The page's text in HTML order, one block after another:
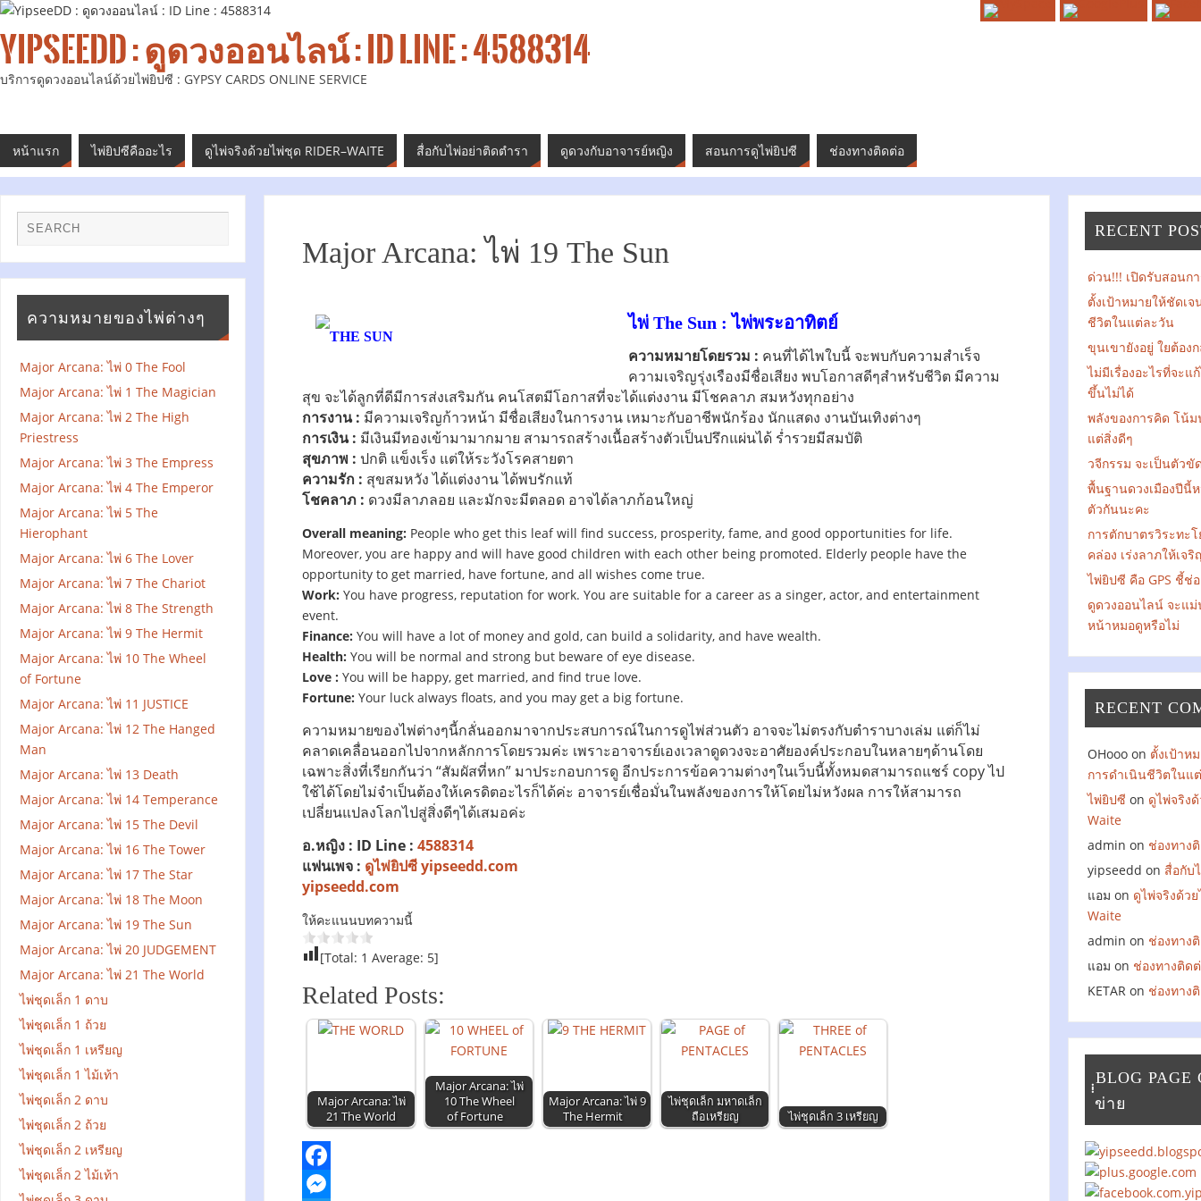
YIPSEEDD : ดูดวงออนไลน์ : ID LINE : 4588314
บริการดูดวงออนไลน์ด้วยไพ่ยิปซี : GYPSY CARDS ONLINE SERVICE
หน้าแรก ไพ่ยิปซีคืออะไร ดูไพ่จริงด้วยไพ่ชุด RIDER–WAITE สื่อกับไพ่อย่าติดตำรา ดูดวงกับอาจารย์หญิง สอนการดูไพ่ยิปซี ช่องทางติดต่อ
Major Arcana: ไพ่ 19 The Sun
ไพ่ The Sun : ไพ่พระอาทิตย์
ความหมายโดยรวม : คนที่ได้ไพใบนี้ จะพบกับความสำเร็จ
ความเจริญรุ่งเรืองมีชื่อเสียง พบโอกาสดีๆสำหรับชีวิต มีความ
สุข จะได้ลูกที่ดีมีการส่งเสริมกัน คนโสตมีโอกาสที่จะได้แต่งงาน มีโชคลาภ สมหวังทุกอย่าง
การงาน : มีความเจริญก้าวหน้า มีชื่อเสียงในการงาน เหมาะกับอาชีพนักร้อง นักแสดง งานบันเทิงต่างๆ
การเงิน : มีเงินมีทองเข้ามามากมาย สามารถสร้างเนื้อสร้างตัวเป็นปรึกแผ่นได้ ร่ำรวยมีสมบัติ
สุขภาพ : ปกติ แข็งเร็ง แต่ให้ระวังโรคสายตา
ความรัก : สุขสมหวัง ได้แต่งงาน ได้พบรักแท้
โชคลาภ : ดวงมีลาภลอย และมักจะมีตลอด อาจได้ลาภก้อนใหญ่
Overall meaning: People who get this leaf will find success, prosperity, fame, and good opportunities for life.
Moreover, you are happy and will have good children with each other being promoted. Elderly people have the
opportunity to get married, have fortune, and all wishes come true.
Work: You have progress, reputation for work. You are suitable for a career as a singer, actor, and entertainment
event.
Finance: You will have a lot of money and gold, can build a solidarity, and have wealth.
Health: You will be normal and strong but beware of eye disease.
Love : You will be happy, get married, and find true love.
Fortune: Your luck always floats, and you may get a big fortune.
ความหมายของไพ่ต่างๆนี้กลั่นออกมาจากประสบการณ์ในการดูไพ่ส่วนตัว อาจจะไม่ตรงกับตำราบางเล่ม แต่ก็ไม่
คลาดเคลื่อนออกไปจากหลักการโดยรวมค่ะ เพราะอาจารย์เองเวลาดูดวงจะอาศัยองค์ประกอบในหลายๆด้านโดย
เฉพาะสิ่งที่เรียกกันว่า “สัมผัสที่หก” มาประกอบการดู อีกประการข้อความต่างๆในเว็บนี้ทั้งหมดสามารถแชร์ copy ไป
ใช้ได้โดยไม่จำเป็นต้องให้เครดิตอะไรก็ได้ค่ะ อาจารย์เชื่อมั่นในพลังของการให้โดยไม่หวังผล การให้สามารถ
เปลี่ยนแปลงโลกไปสู่สิ่งดีๆได้เสมอค่ะ
อ.หญิง : ID Line : 4588314
แฟนเพจ : ดูไพ่ยิปซี yipseedd.com
yipseedd.com
ให้คะแนนบทความนี้
[Total: 1 Average: 5]
Related Posts:
Major Arcana: ไพ่
21 The World
Major Arcana: ไพ่
10 The Wheel
of Fortune
Major Arcana: ไพ่ 9
The Hermit
ไพ่ชุดเล็ก มหาดเล็ก
ถือเหรียญ
ไพ่ชุดเล็ก 3 เหรียญ
F
ความหมายของไพ่ต่างๆ
Major Arcana: ไพ่ 0 The Fool
Major Arcana: ไพ่ 1 The Magician
Major Arcana: ไพ่ 2 The High
Priestress
Major Arcana: ไพ่ 3 The Empress
Major Arcana: ไพ่ 4 The Emperor
Major Arcana: ไพ่ 5 The
Hierophant
Major Arcana: ไพ่ 6 The Lover
Major Arcana: ไพ่ 7 The Chariot
Major Arcana: ไพ่ 8 The Strength
Major Arcana: ไพ่ 9 The Hermit
Major Arcana: ไพ่ 10 The Wheel
of Fortune
Major Arcana: ไพ่ 11 JUSTICE
Major Arcana: ไพ่ 12 The Hanged
Man
Major Arcana: ไพ่ 13 Death
Major Arcana: ไพ่ 14 Temperance
Major Arcana: ไพ่ 15 The Devil
Major Arcana: ไพ่ 16 The Tower
Major Arcana: ไพ่ 17 The Star
Major Arcana: ไพ่ 18 The Moon
Major Arcana: ไพ่ 19 The Sun
Major Arcana: ไพ่ 20 JUDGEMENT
Major Arcana: ไพ่ 21 The World
ไพ่ชุดเล็ก 1 ดาบ
ไพ่ชุดเล็ก 1 ถ้วย
ไพ่ชุดเล็ก 1 เหรียญ
ไพ่ชุดเล็ก 1 ไม้เท้า
ไพ่ชุดเล็ก 2 ดาบ
ไพ่ชุดเล็ก 2 ถ้วย
ไพ่ชุดเล็ก 2 เหรียญ
ไพ่ชุดเล็ก 2 ไม้เท้า
RECENT
ด่วน!!! เปิดรับสอนก
ตั้งเป้าหมายให้ชัดเ
ชีวิตในแต่ละวัน
ขุนเขายังอยู่ ใยต้อง
ไม่มีเรื่องอะไรที่จะ
ขึ้นไม่ได้
พลังของการคิด โน้
แต่สิ่งดีๆ
วจีกรรม จะเป็นตัวขั
พื้นฐานดวงเมืองปีนี้
ตัวกันนะคะ
การตักบาตรวิระทะ
คล่อง เร่งลาภให้เจ
ไพ่ยิปซี คือ GPS ชี้ช่
ดูดวงออนไลน์ จะแ
หน้าหมอดูหรือไม่
RECENT
OHooo on ตั้งเป้าห
การดำเนินชีวิตในแ
ไพ่ยิปซี on ดูไพ่จริง
Waite
admin on ช่องทาง
yipseedd on สื่อกับ
แอม on ดูไพ่จริงด้ว
Waite
admin on ช่องทาง
แอม on ช่องทางติด
KETAR on ช่องทาง
BLOG PAGE
ข่าย